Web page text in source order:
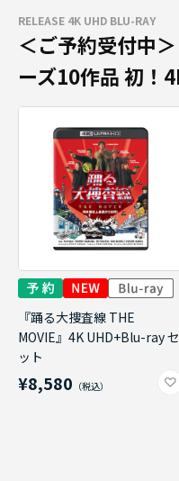
RELEASE 4K UHD BLU-RAY
＜ご予約受付中
ーズ10作品 初
『踊る大捜査線 THE
MOVIE』4K UHD+Blu-ray セ
ット
¥8,580